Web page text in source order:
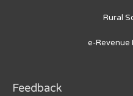
Rural
e-Revenue
Feedback